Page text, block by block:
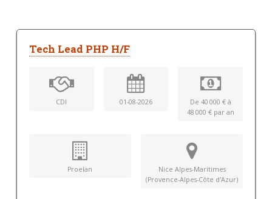
Tech Lead PHP H/F
CDI 01-08-2026
De 40 000 € à
48 000 € par an
Proelan
Nice Alpes-Maritimes
(Provence-Alpes-Côte d'Azur)